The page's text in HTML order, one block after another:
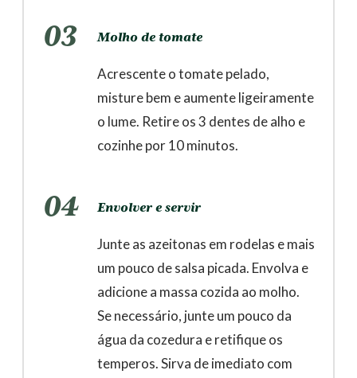
03 Molho de tomate
Acrescente o tomate pelado,
misture bem e aumente ligeiramente
o lume. Retire os 3 dentes de alho e
cozinhe por 10 minutos.
04 Envolver e servir
Junte as azeitonas em rodelas e mais
um pouco de salsa picada. Envolva e
adicione a massa cozida ao molho.
Se necessário, junte um pouco da
água da cozedura e retifique os
temperos. Sirva de imediato com